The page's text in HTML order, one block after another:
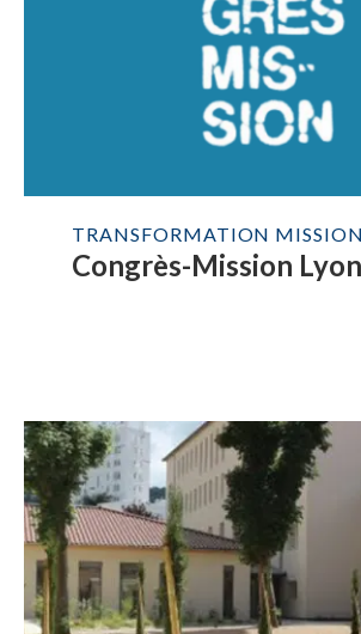
TRANSFORMATION
Congrès-Mission